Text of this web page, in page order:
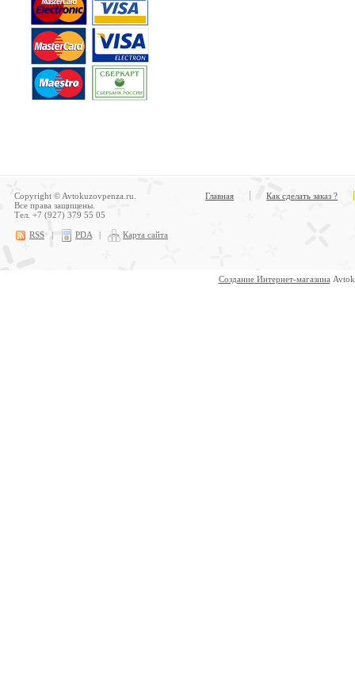
Copyright © Avtokuzovpenza.ru.
Все права защищены.
Тел. +7 (927) 379 55 05
RSS | PDA | Карта сайта
Главная Как сделать заказ ?
Создание Интернет-магазина